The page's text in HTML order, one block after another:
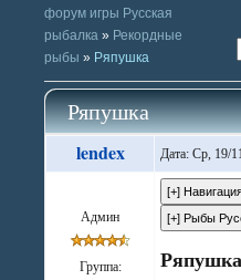
форум игры Русская
рыбалка » Рекордные
рыбы » Ряпушка
Ряпушка
lendex Дата: Ср, 19/
Админ
Группа:
Ряпушка